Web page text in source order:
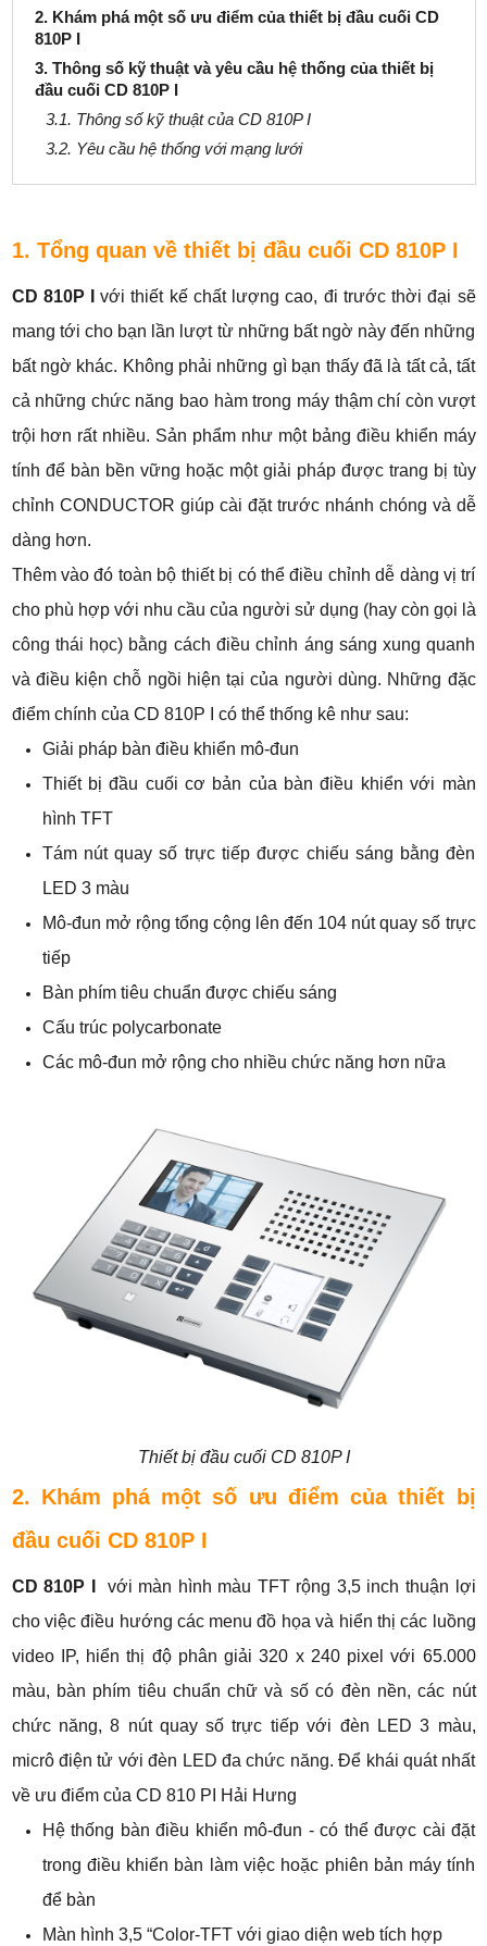
2. Khám phá một số ưu điểm của thiết bị đầu cuối CD
810P I
3. Thông số kỹ thuật và yêu cầu hệ thống của thiết bị
đầu cuối CD 810P I
3.1. Thông số kỹ thuật của CD 810P I
3.2. Yêu cầu hệ thống với mạng lưới
1. Tổng quan về thiết bị đầu cuối CD 810P I
CD 810P I
với thiết kế chất lượng cao, đi trước thời đại sẽ
mang tới cho bạn lần lượt từ những bất ngờ này đến những
bất ngờ khác. Không phải những gì bạn thấy đã là tất cả, tất
cả những chức năng bao hàm trong máy thậm chí còn vượt
trội hơn rất nhiều. Sản phẩm như một bảng điều khiển máy
tính để bàn bền vững hoặc một giải pháp được trang bị tùy
chỉnh CONDUCTOR giúp cài đặt trước nhánh chóng và dễ
dàng hơn.
Thêm vào đó toàn bộ thiết bị có thể điều chỉnh dễ dàng vị trí
cho phù hợp với nhu cầu của người sử dụng (hay còn gọi là
công thái học) bằng cách điều chỉnh áng sáng xung quanh
và điều kiện chỗ ngồi hiện tại của người dùng. Những đặc
điểm chính của CD 810P I có thể thống kê như sau:
Giải pháp bàn điều khiển mô-đun
Thiết bị đầu cuối cơ bản của bàn điều khiển với màn
hình TFT
Tám nút quay số trực tiếp được chiếu sáng bằng đèn
LED 3 màu
Mô-đun mở rộng tổng cộng lên đến 104 nút quay số trực
tiếp
Bàn phím tiêu chuẩn được chiếu sáng
Cấu trúc polycarbonate
Các mô-đun mở rộng cho nhiều chức năng hơn nữa
Thiết bị đầu cuối CD 810P I
2. Khám phá một số ưu điểm của thiết bị
đầu cuối CD 810P I
CD 810P I
với màn hình màu TFT rộng 3,5 inch thuận lợi
cho việc điều hướng các menu đồ họa và hiển thị các luồng
video IP, hiển thị độ phân giải 320 x 240 pixel với 65.000
màu, bàn phím tiêu chuẩn chữ và số có đèn nền, các nút
chức năng, 8 nút quay số trực tiếp với đèn LED 3 màu,
micrô điện tử với đèn LED đa chức năng. Để khái quát nhất
về ưu điểm của CD 810 PI Hải Hưng
Hệ thống bàn điều khiển mô-đun - có thể được cài đặt
trong điều khiển bàn làm việc hoặc phiên bản máy tính
để bàn
Màn hình 3,5 “Color-TFT với giao diện web tích hợp